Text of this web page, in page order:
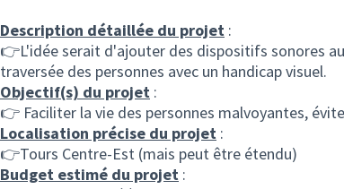
Description détaillée du projet :
👉L'idée serait d'ajouter des dispositifs sonores
traversée des personnes avec un handicap visuel.
Objectif(s) du projet :
👉 Faciliter la vie des personnes malvoyantes,
Localisation précise du projet :
👉Tours Centre-Est (mais peut être étendu)
Budget estimé du projet :